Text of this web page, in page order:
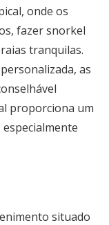
onde os
fazer snorkel
tranquilas.
as
proporciona um
situado